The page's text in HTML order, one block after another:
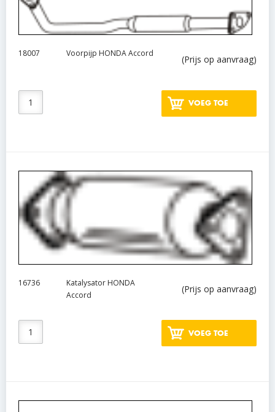
18007 Voorpijp HONDA Accord
(Prijs op aanvraag)
VOEG TOE
16736
Katalysator HONDA
Accord
(Prijs op aanvraag)
VOEG TOE